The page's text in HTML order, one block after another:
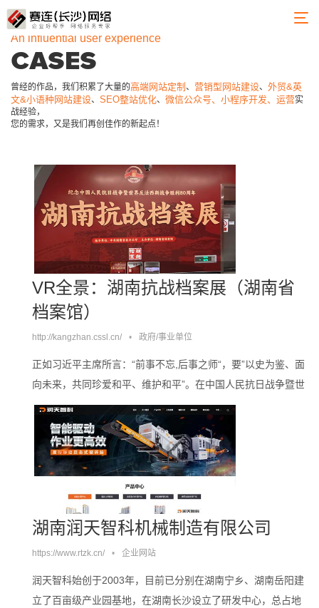
An influential user experience
CASES
曾经的作品，我们积累了大量的高端网站定制 、 营销型网站建设、 外贸&英
文&小语种网站建设、 SEO整站优化、 微信公众号、小程序开发、运营实
战经验，
您的需求，又是我们再创佳作的新起点！
VR全景：湖南抗战档案展（湖南省
档案馆）
http://kangzhan.cssl.cn/ • 政府/事业单位
正如习近平主席所言：“前事不忘,后事之师“，要”以史为鉴、面
向未来，共同珍爱和平、维护和平”。在中国人民抗日战争暨世
界反法西斯战争胜利80周年之际，湖南省档案馆举办此次档案
展，旨在致敬为中国抗战胜利建立了历史功勋的中华儿女，祭
奠在抗战中英勇献身的烈士与惨遭侵略者杀戮的无辜死难者，
以期弘扬伟大的抗战精神，为实现中华民族伟大复兴汇聚磅礴
湖南润天智科机械制造有限公司
https://www.rtzk.cn/ • 企业网站
润天智科始创于2003年，目前已分别在湖南宁乡、湖南岳阳建
立了百亩级产业园基地，在湖南长沙设立了研发中心，总占地